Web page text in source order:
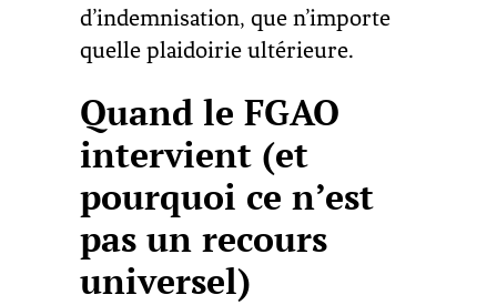
d’indemnisation, que n’importe
quelle plaidoirie ultérieure.
Quand le FGAO
intervient (et
pourquoi ce n’est
pas un recours
universel)